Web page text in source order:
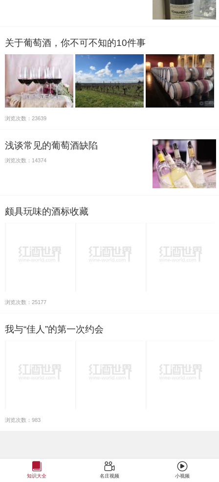
关于葡萄酒，你不可不知的10件事
浏览次数：23639
浅谈常见的葡萄酒缺陷
浏览次数：14374
颇具玩味的酒标收藏
浏览次数：25177
我与“佳人”的第一次约会
浏览次数：983
知识大全 名庄视频 小视频